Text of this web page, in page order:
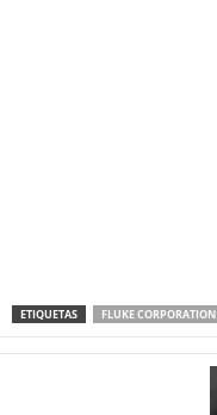
ETIQUETAS FLUKE CORPORATION